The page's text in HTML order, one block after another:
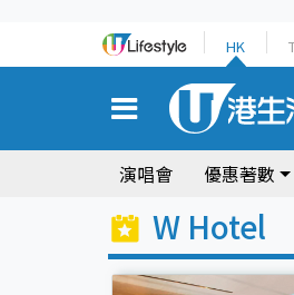
HK
演唱會 優惠著數
W Hotel